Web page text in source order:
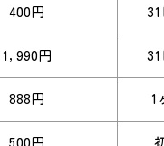
400円 31
1,990円 31
888円 1
500円